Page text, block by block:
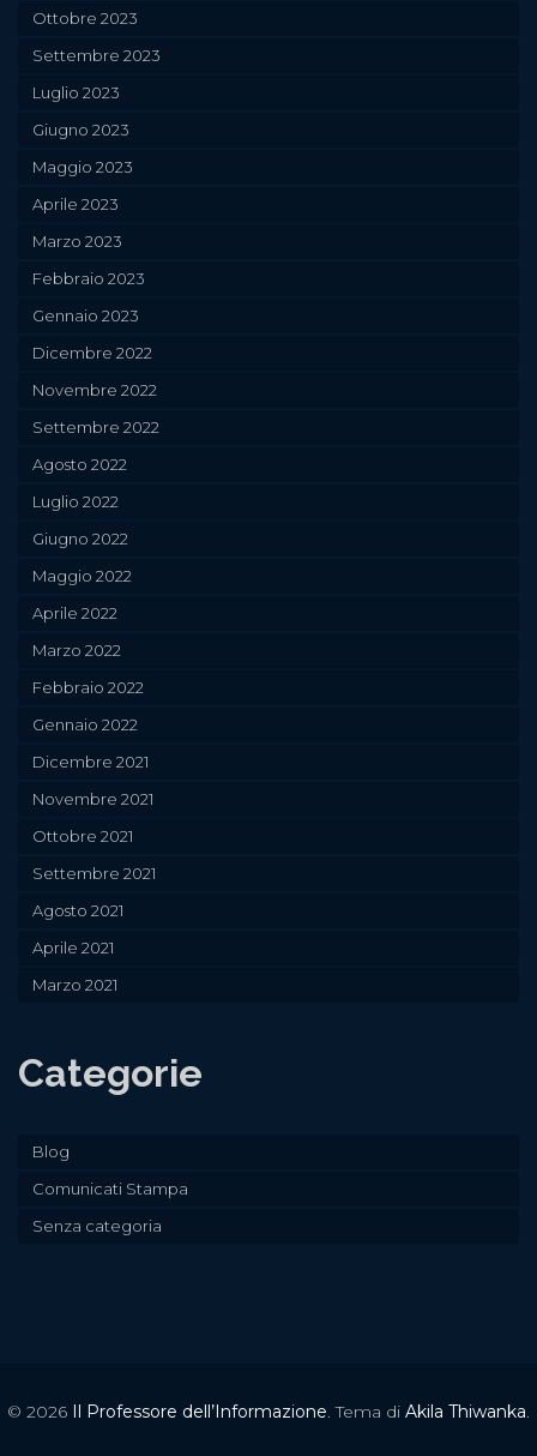
Ottobre 2023
Settembre 2023
Luglio 2023
Giugno 2023
Maggio 2023
Aprile 2023
Marzo 2023
Febbraio 2023
Gennaio 2023
Dicembre 2022
Novembre 2022
Settembre 2022
Agosto 2022
Luglio 2022
Giugno 2022
Maggio 2022
Aprile 2022
Marzo 2022
Febbraio 2022
Gennaio 2022
Dicembre 2021
Novembre 2021
Ottobre 2021
Settembre 2021
Agosto 2021
Aprile 2021
Marzo 2021
Categorie
Blog
Comunicati Stampa
Senza categoria
© 2026 Il Professore dell’Informazione. Tema di Akila Thiwanka.